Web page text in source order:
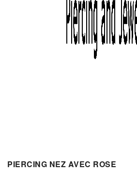
PIERCING NEZ AVEC ROSE